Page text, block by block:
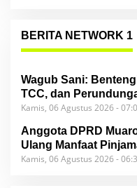
BERITA NETWORK 1
Wagub Sani:
TCC, dan
Kamis, 06 Agustus 2026 -
Anggota DPRD
Ulang Manfaat
Kamis, 06 Agustus 2026 -